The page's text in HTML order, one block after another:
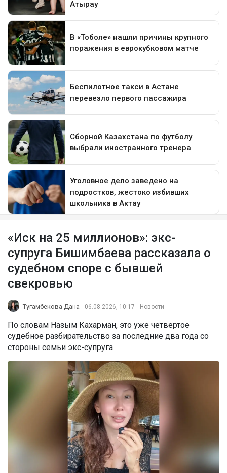
«Иск на 25 миллионов»: экс-
супруга Бишимбаева рассказала о
судебном споре с бывшей
свекровью
Тугамбекова Дана 06.08.2026, 10:17 Новости
По словам Назым Кахарман, это уже четвертое
судебное разбирательство за последние два года со
стороны семьи экс-супруга